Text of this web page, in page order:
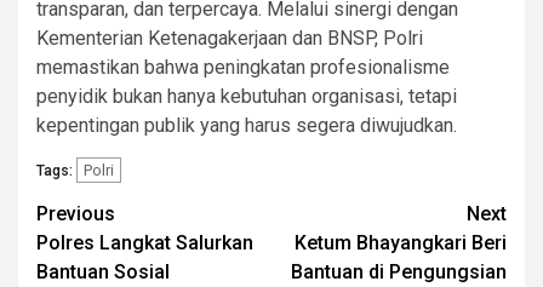
transparan, dan terpercaya. Melalui sinergi dengan
Kementerian Ketenagakerjaan dan BNSP, Polri
memastikan bahwa peningkatan profesionalisme
penyidik bukan hanya kebutuhan organisasi, tetapi
kepentingan publik yang harus segera diwujudkan.
Tags: Polri
Post
navigation
Previous
Polres Langkat Salurkan
Bantuan Sosial
Next
Ketum Bhayangkari Beri
Bantuan di Pengungsian